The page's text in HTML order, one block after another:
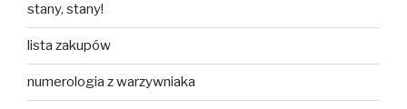
stany, stany!
lista zakupów
numerologia z warzywniaka